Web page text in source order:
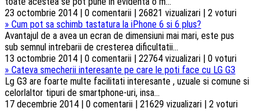
23 octombrie 2014 | 0 comentarii | 26821 vizualizari | 2 voturi
» Cum pot sa schimb tastatura la iPhone 6 si 6 plus?
Avantajul de a avea un ecran de dimensiuni mai mari, este pus
sub semnul intrebarii de cresterea dificultatii...
13 octombrie 2014 | 0 comentarii | 22764 vizualizari | 0 voturi
» Cateva smecherii interesante pe care le poti face cu LG G3
Lg G3 are foarte multe facilitati interesante , uzuale si comune si
celorlaltor tipuri de smartphone-uri, insa...
17 decembrie 2014 | 0 comentarii | 21629 vizualizari | 2 voturi